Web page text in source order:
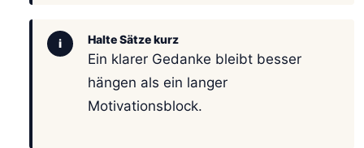
i Halte Sätze kurz
Ein klarer Gedanke bleibt besser
hängen als ein langer
Motivationsblock.